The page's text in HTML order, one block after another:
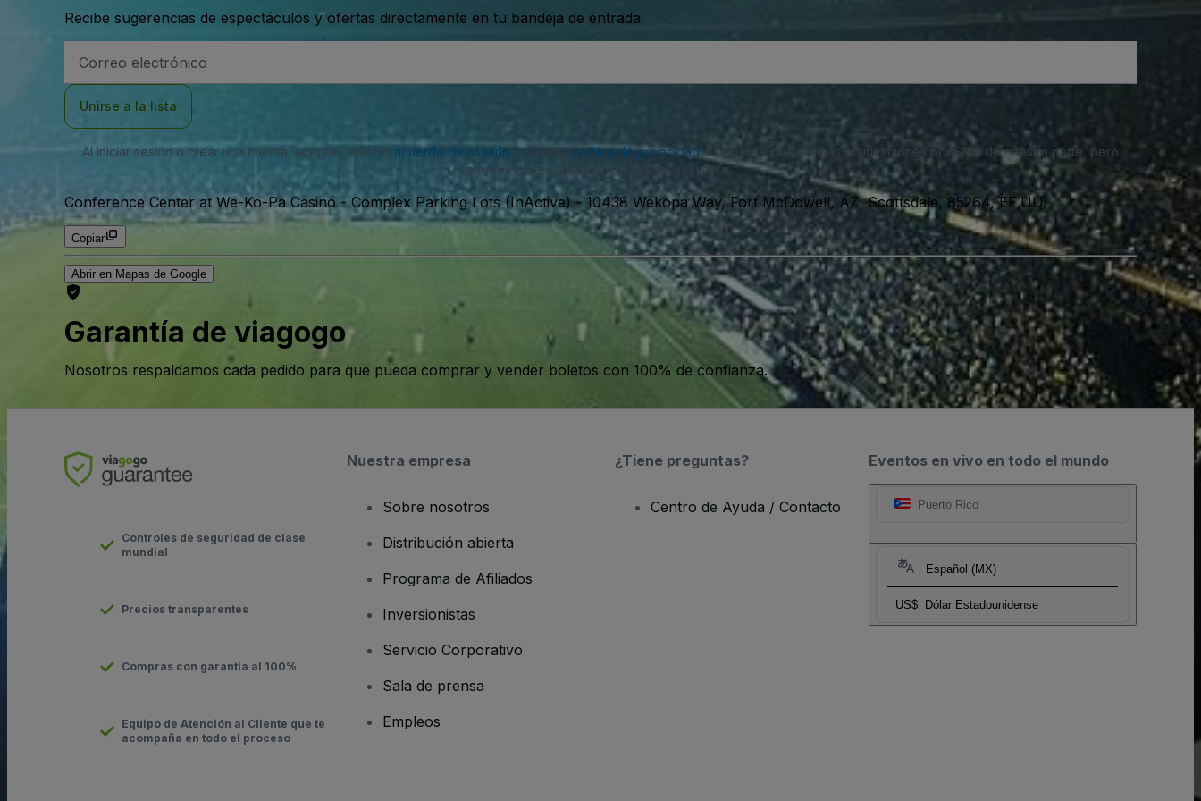
Recibe sugerencias de espectáculos y ofertas directamente en tu bandeja de entrada
de
Unirse a la lista
Al iniciar sesión o crear una cuenta, aceptas nuestro acuerdo de usuario y nuestrapolítica de privacidad. Es posible que recibas notificaciones por SMS de nuestra parte, pero
puedes darte de baja en cualquier momento.
Conference Center at We-Ko-Pa Casino - Complex Parking Lots (InActive)- 10438 Wekopa Way, Fort McDowell, AZ, Scottsdale, 85264, EE.UU.
Copiar
Abrir en Mapas de Google
Garantía de viagogo
Nosotros respaldamos cada pedido para que pueda comprar y vender boletos con 100% de confianza.
Eventos en vivo en todo el mundo
Puerto Rico
Español (MX)
US$ Dólar Estadounidense
Controles de seguridad de clase
mundial
Precios transparentes
Compras con garantía al 100%
Equipo de Atención al Cliente que te
acompaña en todo el proceso
Nuestra empresa
Sobre nosotros
Distribución abierta
Programa de Afiliados
Inversionistas
Servicio Corporativo
Sala de prensa
Empleos
¿Tiene preguntas?
Centro de Ayuda / Contacto